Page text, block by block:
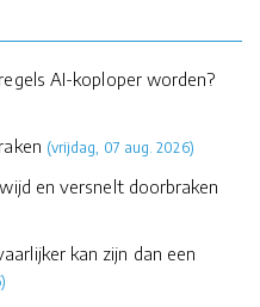
AI-koploper worden?
(vrijdag, 07 aug. 2026)
en versnelt doorbraken
kan zijn dan een